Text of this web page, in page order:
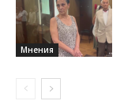
Мнения